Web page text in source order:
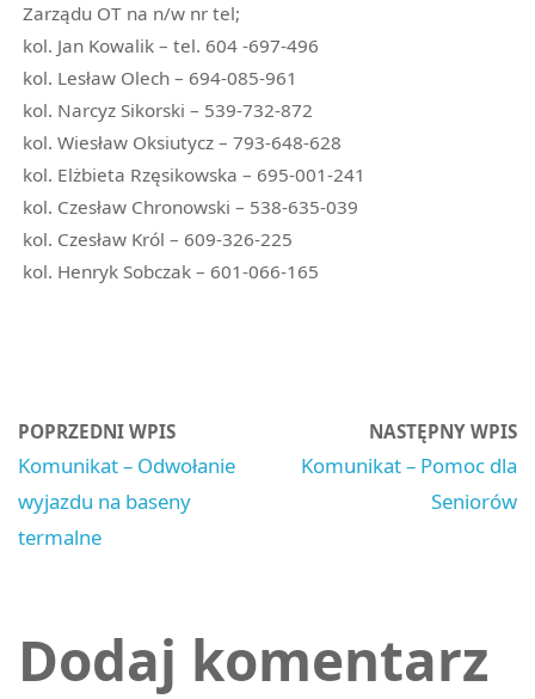
Zarządu OT na n/w nr tel;
kol. Jan Kowalik – tel. 604 -697-496
kol. Lesław Olech – 694-085-961
kol. Narcyz Sikorski – 539-732-872
kol. Wiesław Oksiutycz – 793-648-628
kol. Elżbieta Rzęsikowska – 695-001-241
kol. Czesław Chronowski – 538-635-039
kol. Czesław Król – 609-326-225
kol. Henryk Sobczak – 601-066-165
POPRZEDNI WPIS
Komunikat – Odwołanie
wyjazdu na baseny
termalne
NASTĘPNY WPIS
Komunikat – Pomoc dla
Seniorów
Dodaj komentarz